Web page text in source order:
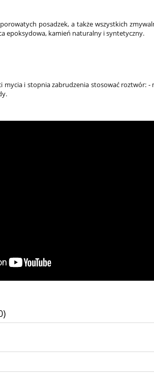
posadzek, a także wszystkich
epoksydowa, kamień naturalny i syntetyczny.
mycia i stopnia zabrudzenia stosować roztwór: